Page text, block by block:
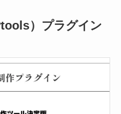
）プラグイン